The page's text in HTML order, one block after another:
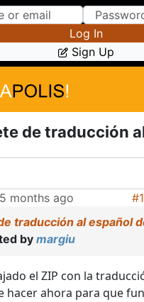
Skip to Content
Skip to Menu
Log In
Sign Up
de traducción
months ago
traducción al español
by margiu
el ZIP con la
hacer ahora para que